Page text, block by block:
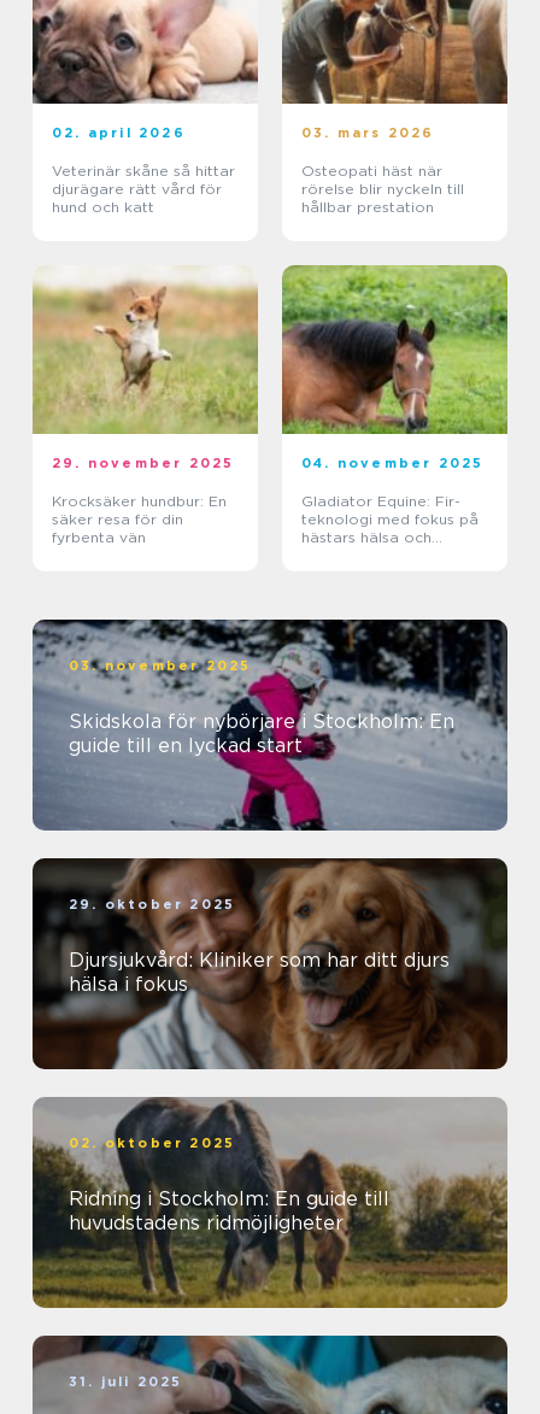
02. april 2026
Veterinär skåne så hittar
djurägare rätt vård för
hund och katt
03. mars 2026
Osteopati häst när
rörelse blir nyckeln till
hållbar prestation
29. november 2025
Krocksäker hundbur: En
säker resa för din
fyrbenta vän
04. november 2025
Gladiator Equine: Fir-
teknologi med fokus på
hästars hälsa och
03. november 2025
Skidskola för nybörjare i Stockholm: En
guide till en lyckad start
29. oktober 2025
Djursjukvård: Kliniker som har ditt djurs
hälsa i fokus
02. oktober 2025
Ridning i Stockholm: En guide till
huvudstadens ridmöjligheter
31. juli 2025